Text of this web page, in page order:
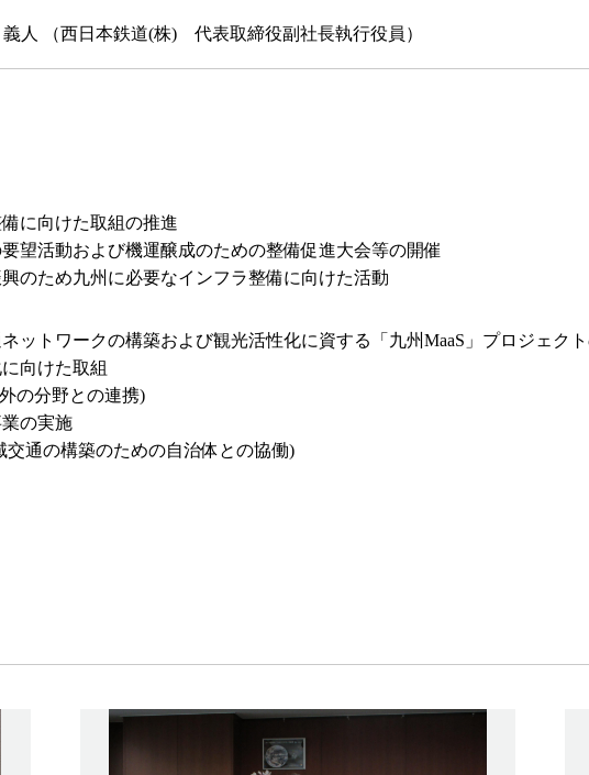
人 （西日本鉄道(株) 代表取締役副社長執行役員）
に向けた取組の推進
望活動および機運醸成のための整備促進大会等の開催
のため九州に必要なインフラ整備に向けた活動
ットワークの構築および観光活性化に資する「九州MaaS」プロジェク
向けた取組
の分野との連携)
の実施
通の構築のための自治体との協働)